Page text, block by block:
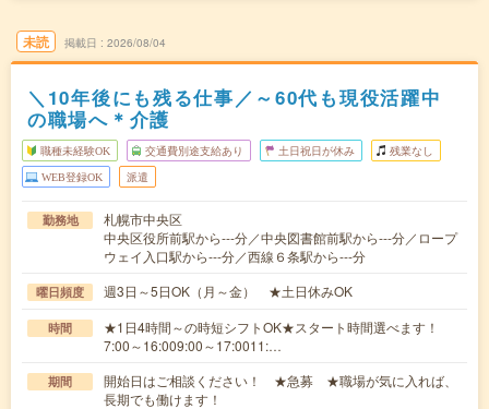
未読 掲載日 2026/08/04
＼10年後にも残る仕事／～60代も現役活躍中
の職場へ＊介護
職種未経験OK 交通費別途支給あり 土日祝日が休み 残業なし
WEB登録OK 派遣
勤務地
札幌市中央区
中央区役所前駅から---分／中央図書館前駅から---分／ロープ
ウェイ入口駅から---分／西線６条駅から---分
曜日頻度 週3日～5日OK（月～金） ★土日休みOK
時間
★1日4時間～の時短シフトOK★スタート時間選べます！
7:00～16:009:00～17:0011:…
期間
開始日はご相談ください！ ★急募 ★職場が気に入れば、
長期でも働けます！